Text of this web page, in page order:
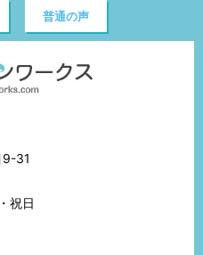
普通の声
9-31
祝日